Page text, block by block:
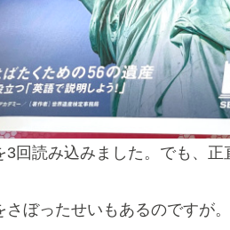
3回読み込みました。でも、
ぼったせいもあるのですが